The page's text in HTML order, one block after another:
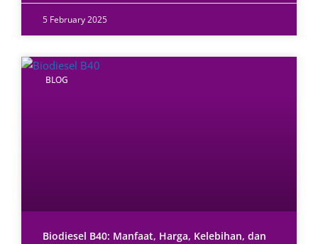
5 February 2025
BLOG
Biodiesel B40: Manfaat, Harga, Kelebihan, dan